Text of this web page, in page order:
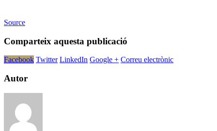
Source
Comparteix aquesta publicació
Facebook Twitter LinkedIn Google + Correu electrònic
Autor